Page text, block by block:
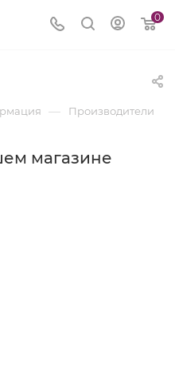
0
— Производители
магазине